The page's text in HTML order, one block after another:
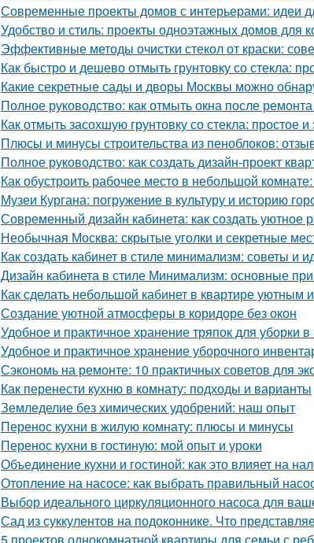
Современные проекты домов с интерьерами: идеи
Удобство и стиль: проекты одноэтажных домов для
Эффективные методы очистки стекол от краски:
Как быстро и дешево отмыть грунтовку со стекла:
Какие секретные сады и дворы Москвы можно
Полное руководство: как отмыть окна после ремонта
Как отмыть засохшую грунтовку со стекла: простое
Плюсы и минусы строительства из пеноблоков:
Полное руководство: как создать дизайн-проект
Как обустроить рабочее место в небольшой
Музеи Кургана: погружение в культуру и историю
Современный дизайн кабинета: как создать уютное
Необычная Москва: скрытые уголки и секретные
Как создать кабинет в стиле минимализм: советы и
Дизайн кабинета в стиле Минимализм: основные
Как сделать небольшой кабинет в квартире уютным
Создание уютной атмосферы в коридоре без окон
Удобное и практичное хранение тряпок для уборки
Удобное и практичное хранение уборочного
Сэкономь на ремонте: 10 практичных советов для
Как перенести кухню в комнату: подходы и варианты
Земледелие без химических удобрений: наш опыт
Перенос кухни в жилую комнату: плюсы и минусы
Перенос кухни в гостиную: мой опыт и уроки
Объединение кухни и гостиной: как это влияет на
Отопление на насосе: как выбрать правильный
Выбор идеального циркуляционного насоса для
Сад из суккулентов на подоконнике. Что